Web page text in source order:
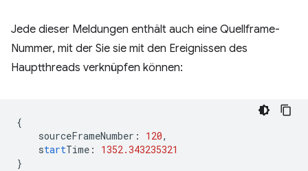
Jede dieser Meldungen enthält auch eine Quellframe-
Nummer, mit der Sie sie mit den Ereignissen des
Hauptthreads verknüpfen können:
{
sourceFrameNumber : 120,
startTime :
1352.343235321
}